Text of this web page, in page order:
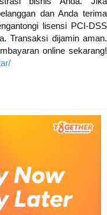
dan Anda terima
lisensi PCI-DSS
Transaksi dijamin aman.
online sekarang!